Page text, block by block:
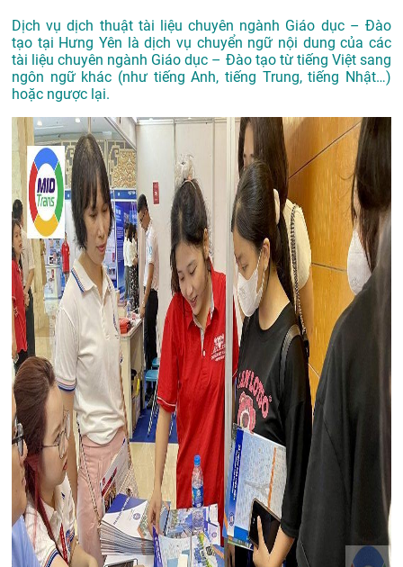
Dịch vụ dịch thuật tài liệu chuyên ngành Giáo dục – Đào
tạo tại Hưng Yên là dịch vụ chuyển ngữ nội dung của các
tài liệu chuyên ngành Giáo dục – Đào tạo từ tiếng Việt sang
ngôn ngữ khác (như tiếng Anh, tiếng Trung, tiếng Nhật…)
hoặc ngược lại.